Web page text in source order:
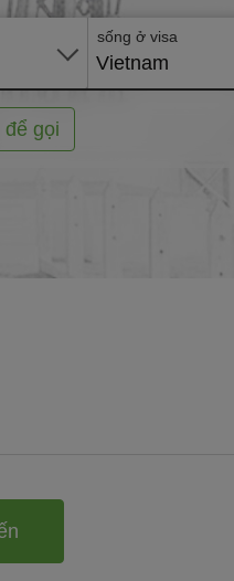
sống ở visa
Vietnam
để gọi